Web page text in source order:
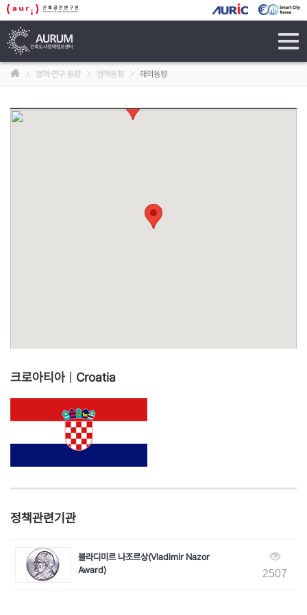
정책·연구 동향 정책동향 해외동향
크로아티아 Croatia
정책관련기관
블라디미르 나조르상(Vladimir Nazor
Award)
2507